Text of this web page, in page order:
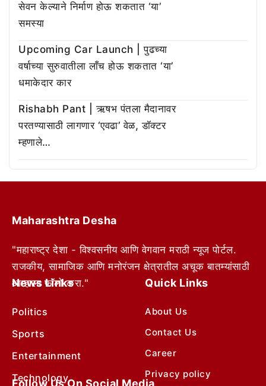
सेवन केल्याने निर्माण होऊ शकतात ‘या’
समस्या
Upcoming Car Launch | पुढच्या
वर्षाच्या सुरुवातीला लाँच होऊ शकतात ‘या’
धमाकेदार कार
Rishabh Pant | ऋषभ पंतला मैदानावर
परतण्यासाठी लागणार ‘एवढा’ वेळ, डॉक्टर
म्हणाले…
Maharashtra Desha
"महाराष्ट्र देशा - विश्वसनीय आणि वेगवान मराठी न्यूज पोर्टल.
राजकीय, सामाजिक आणि मनोरंजन क्षेत्रातील अचूक बातम्यांसाठी
आम्हाला फॉलो करा."
News Links
Politics
Sports
Entertainment
Technology
Quick Links
About Us
Contact Us
Career
Privacy policy
Follow Us On Social Media